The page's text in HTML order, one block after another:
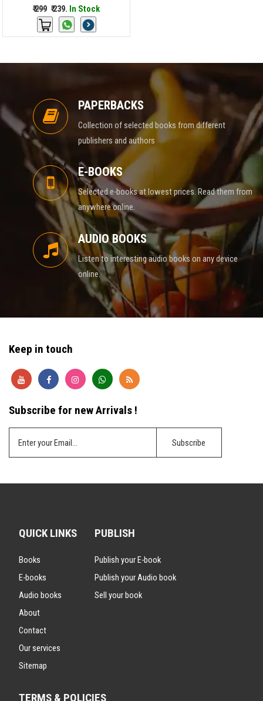
₹ 299 ₹ 239. In Stock
PAPERBACKS
Collection of selected books from different
publishers and authors
E-BOOKS
Selected e-books at lowest prices. Read them from
anywhere online.
AUDIO BOOKS
Listen to interesting audio books on any device
online.
Keep in touch
Subscribe for new Arrivals !
QUICK LINKS
Books
E-books
Audio books
About
Contact
Our services
Sitemap
PUBLISH
Publish your E-book
Publish your Audio book
Sell your book
TERMS & POLICIES